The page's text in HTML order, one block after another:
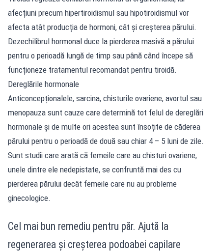
afecțiuni precum hipertiroidismul sau hipotiroidismul vor
afecta atât producția de hormoni, cât și creșterea părului.
Dezechilibrul hormonal duce la pierderea masivă a părului
pentru o perioadă lungă de timp sau până când începe să
funcționeze tratamentul recomandat pentru tiroidă.
Dereglările hormonale
Anticoncepționalele, sarcina, chisturile ovariene, avortul sau
menopauza sunt cauze care determină tot felul de dereglări
hormonale și de multe ori acestea sunt însoțite de căderea
părului pentru o perioadă de două sau chiar 4 – 5 luni de zile.
Sunt studii care arată că femeile care au chisturi ovariene,
unele dintre ele nedepistate, se confruntă mai des cu
pierderea părului decât femeile care nu au probleme
ginecologice.
Cel mai bun remediu pentru păr. Ajută la
regenerarea și creșterea podoabei capilare